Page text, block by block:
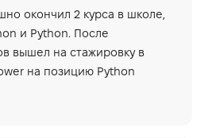
окончил 2 курса в школе,
и Python. После
вышел на стажировку в
на позицию Python